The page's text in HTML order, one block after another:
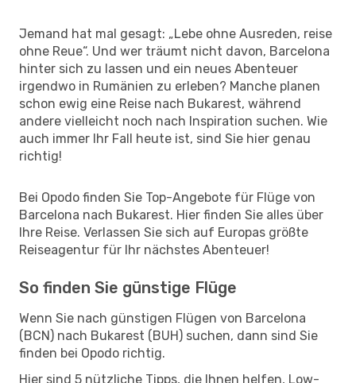
Jemand hat mal gesagt: „Lebe ohne Ausreden, reise
ohne Reue“. Und wer träumt nicht davon, Barcelona
hinter sich zu lassen und ein neues Abenteuer
irgendwo in Rumänien zu erleben? Manche planen
schon ewig eine Reise nach Bukarest, während
andere vielleicht noch nach Inspiration suchen. Wie
auch immer Ihr Fall heute ist, sind Sie hier genau
richtig!
Bei Opodo finden Sie Top-Angebote für Flüge von
Barcelona nach Bukarest. Hier finden Sie alles über
Ihre Reise. Verlassen Sie sich auf Europas größte
Reiseagentur für Ihr nächstes Abenteuer!
So finden Sie günstige Flüge
Wenn Sie nach günstigen Flügen von Barcelona
(BCN) nach Bukarest (BUH) suchen, dann sind Sie
finden bei Opodo richtig.
Hier sind 5 nützliche Tipps, die Ihnen helfen, Low-